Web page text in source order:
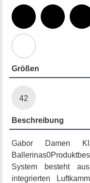
Größen
42
Beschreibung
Gabor Damen
System besteht
integrierten